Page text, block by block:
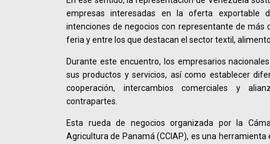
empresas interesadas en la oferta exportable
intenciones de negocios con representante de más
feria y entre los que destacan el sector textil,
Durante este encuentro, los empresarios
sus productos y servicios, así como establecer
cooperación, intercambios comerciales y
contrapartes.
Esta rueda de negocios organizada por la
Agricultura de Panamá (CCIAP), es una